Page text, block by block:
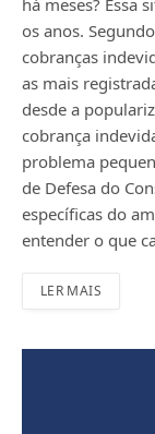
os anos.
cobranças
as mais
desde a
cobrança
problema
de Defesa do
específicas do
entender o que
LER MAIS